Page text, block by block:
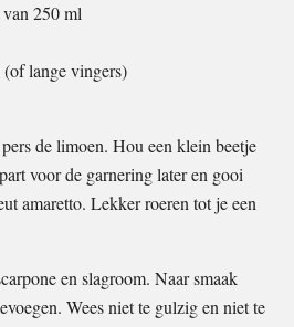
250 ml
lange vingers)
de limoen. Hou een klein beetje
voor de garnering later en gooi
amaretto. Lekker roeren tot je een
en slagroom. Naar smaak
Wees niet te gulzig en niet te